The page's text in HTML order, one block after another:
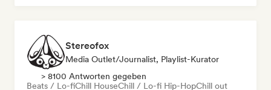
Stereofox
Media Outlet/Journalist, Playlist-Kurator
> 8100 Antworten gegeben
Beats / Lo-fiChill HouseChill / Lo-fi Hip-HopChill out